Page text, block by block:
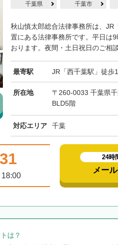
千葉県 千葉市
秋山慎太郎総合法律事務所は、JR
置にある法律事務所です。平日は
おります。夜間・土日祝日のご相
最寄駅 JR「西千葉駅」徒歩
所在地
〒260-0033 千葉県
BLD5階
対応エリア 千葉
24時
メー
は？